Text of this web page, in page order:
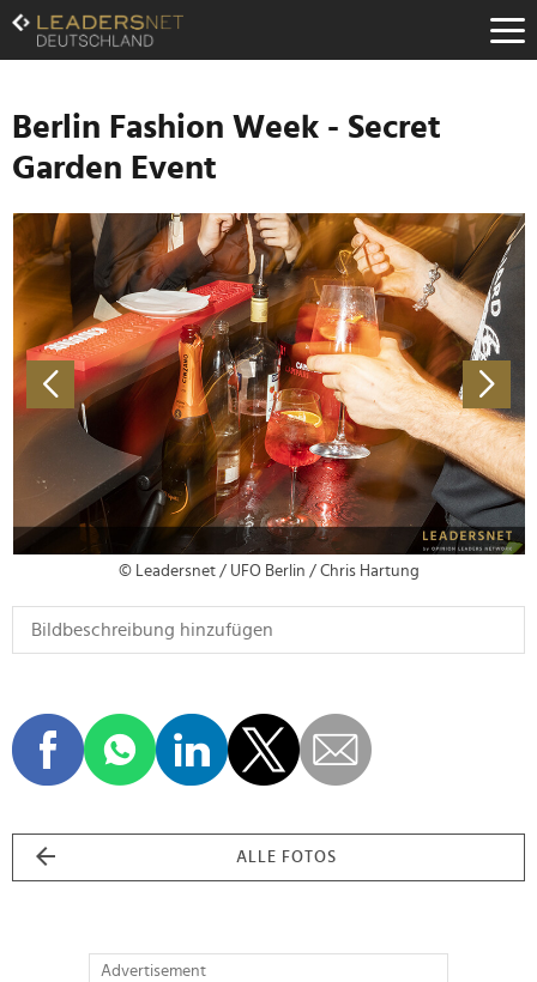
Zum
Inhalt
Zur
Navigation
Zur
Hauptnavigation
Berlin Fashion Week - Secret
Garden Event
© Leadersnet / UFO Berlin / Chris Hartung
ALLE FOTOS
Advertisement